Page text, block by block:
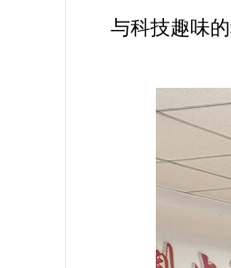
与科技趣味的